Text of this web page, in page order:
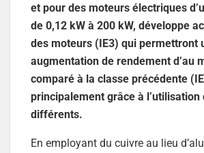
et pour des moteurs électriques
de 0,12 kW à 200 kW, développe
des moteurs (IE3) qui permettront
augmentation de rendement d’au
comparé à la classe précédente
principalement grâce à
différents.
En employant du cuivre au lieu